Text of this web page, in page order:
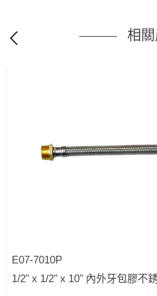
相
E07-7010P
1/2" x 1/2" x 10" 內外牙包膠不